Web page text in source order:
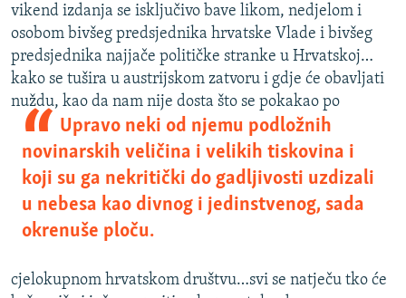
vikend izdanja se isključivo bave likom, nedjelom i
osobom bivšeg predsjednika hrvatske Vlade i bivšeg
predsjednika najjače političke stranke u Hrvatskoj…
kako se tušira u austrijskom zatvoru i gdje će obavljati
nuždu, kao da nam nije dosta
Upravo neki od njemu podložnih
novinarskih veličina i velikih tiskovina i
koji su ga nekritički do gadljivosti uzdizali
u nebesa kao divnog i jedinstvenog, sada
okrenuše ploču.
što se pokakao po
cjelokupnom hrvatskom društvu…svi se natječu tko će